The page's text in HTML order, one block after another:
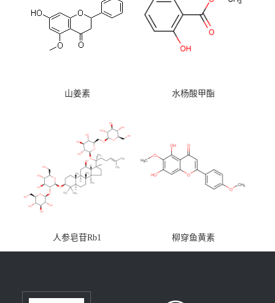
山姜素 水杨酸甲酯
人参皂苷Rb1 柳穿鱼黄素